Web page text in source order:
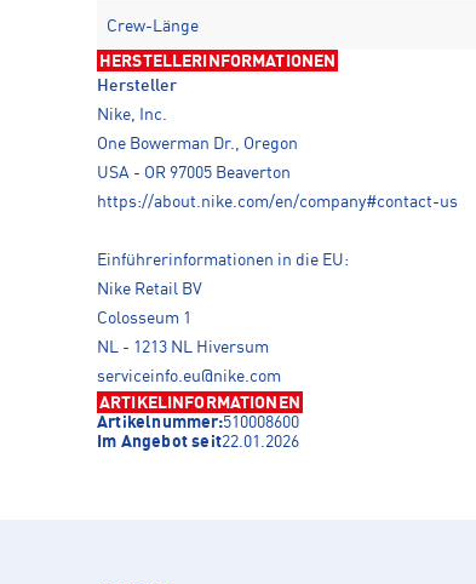
Crew-Länge
HERSTELLERINFORMATIONEN
Hersteller
Nike, Inc.
One Bowerman Dr., Oregon
USA - OR 97005 Beaverton
https://about.nike.com/en/company#contact-us
Einführerinformationen in die EU:
Nike Retail BV
Colosseum 1
NL - 1213 NL Hiversum
serviceinfo.eu@nike.com
ARTIKELINFORMATIONEN
Artikelnummer:510008600
Im Angebot seit22.01.2026